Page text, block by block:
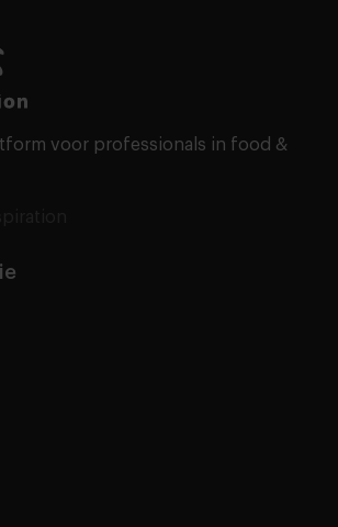
voor professionals in food &